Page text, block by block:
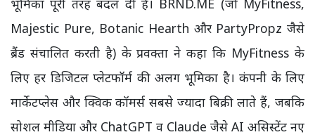
भूमिका पूरी तरह बदल दी है। BRND.ME (जो MyFitness,
Majestic Pure, Botanic Hearth और PartyPropz जैसे
ब्रैंड संचालित करती है) के प्रवक्ता ने कहा कि MyFitness के
लिए हर डिजिटल प्लेटफॉर्म की अलग भूमिका है। कंपनी के लिए
मार्केटप्लेस और क्विक कॉमर्स सबसे ज्यादा बिक्री लाते हैं, जबकि
सोशल मीडिया और ChatGPT व Claude जैसे AI असिस्टेंट नए